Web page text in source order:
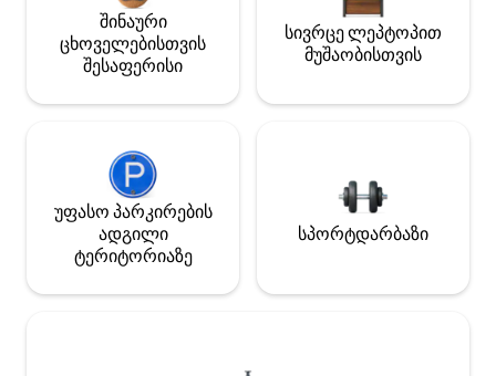
შინაური
ცხოველებისთვის
შესაფერისი
სივრცე ლეპტოპით
მუშაობისთვის
უფასო პარკირების
ადგილი
ტერიტორიაზე
სპორტდარბაზი